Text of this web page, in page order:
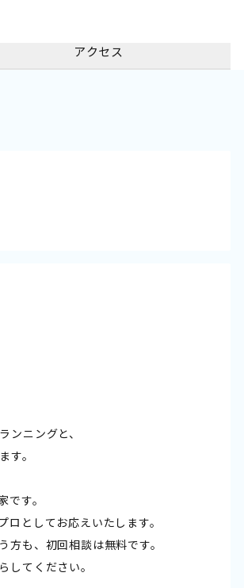
アクセス
ニングと、
す。
す。
としてお応えいたします。
方も、初回相談は無料です。
てください。